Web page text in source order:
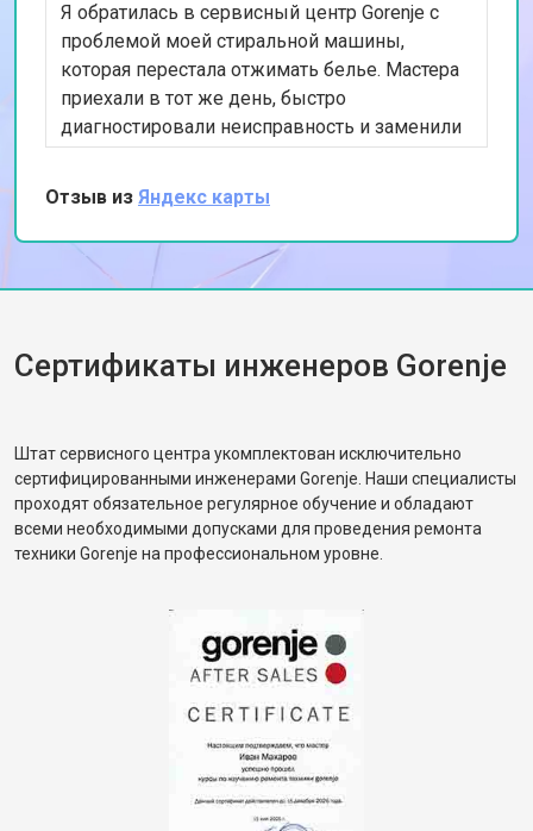
Я обратилась в сервисный центр Gorenje с
проблемой моей стиральной машины,
которая перестала отжимать белье. Мастера
приехали в тот же день, быстро
диагностировали неисправность и заменили
изношенный насос. Я впечатлена их
профессионализмом и оперативностью.
Спасибо за качественный ремонт!
Отзыв из Яндекс карты
Сертификаты инженеров Gorenje
Штат сервисного центра укомплектован исключительно
сертифицированными инженерами Gorenje. Наши специалисты
проходят обязательное регулярное обучение и обладают
всеми необходимыми допусками для проведения ремонта
техники Gorenje на профессиональном уровне.